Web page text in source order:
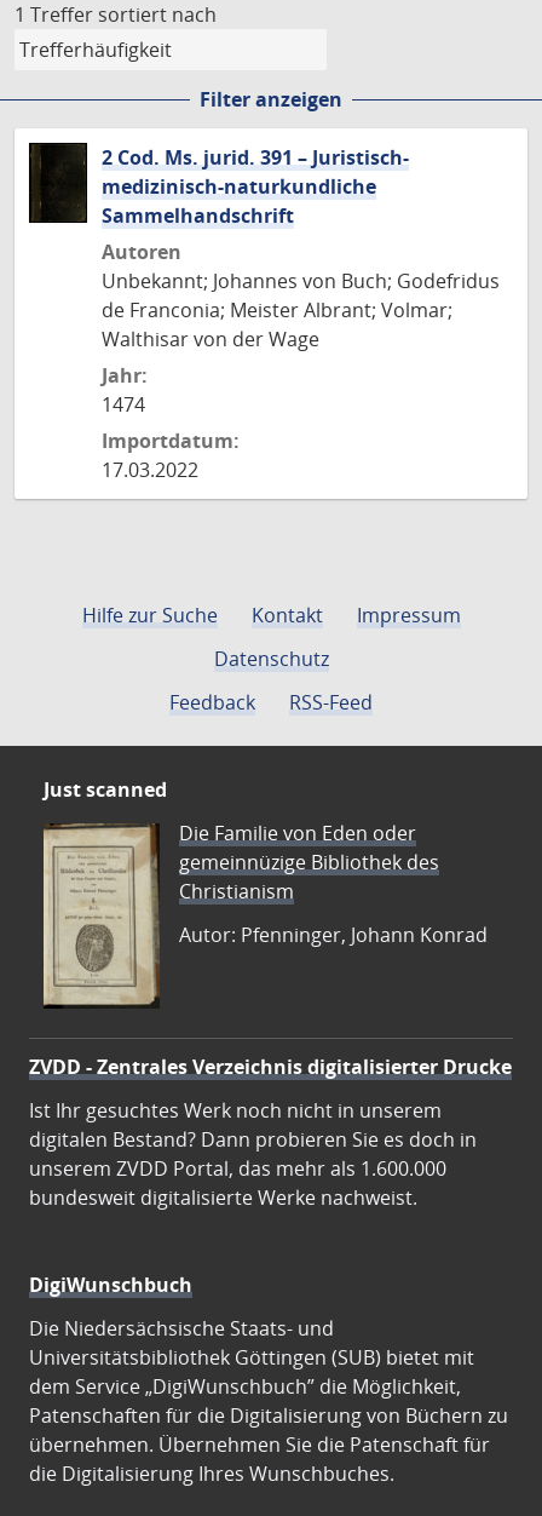
1 Treffer sortiert nach
Filter anzeigen
2 Cod. Ms. jurid. 391 – Juristisch-
medizinisch-naturkundliche
Sammelhandschrift
Autoren
Unbekannt; Johannes von Buch; Godefridus
de Franconia; Meister Albrant; Volmar;
Walthisar von der Wage
Jahr:
1474
Importdatum:
17.03.2022
Hilfe zur Suche Kontakt
Impressum
Datenschutz
Feedback
RSS-Feed
Just scanned
Die Familie von Eden oder
gemeinnüzige Bibliothek des
Christianism
Autor: Pfenninger, Johann Konrad
ZVDD - Zentrales Verzeichnis digitalisierter Drucke
Ist Ihr gesuchtes Werk noch nicht in unserem
digitalen Bestand? Dann probieren Sie es doch in
unserem ZVDD Portal, das mehr als 1.600.000
bundesweit digitalisierte Werke nachweist.
DigiWunschbuch
Die Niedersächsische Staats- und
Universitätsbibliothek Göttingen (SUB) bietet mit
dem Service „DigiWunschbuch” die Möglichkeit,
Patenschaften für die Digitalisierung von Büchern zu
übernehmen. Übernehmen Sie die Patenschaft für
die Digitalisierung Ihres Wunschbuches.